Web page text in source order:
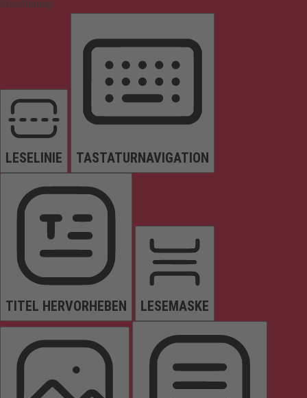
Orientierung
LESELINIE TASTATURNAVIGATION
TITEL HERVORHEBEN LESEMASKE